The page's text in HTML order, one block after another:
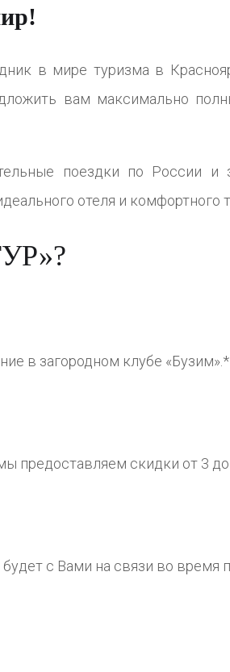
в мире туризма в
вам максимально
поездки по России
отеля и
в загородном клубе «Бузим».*
предоставляем скидки от 3 до
с Вами на связи во время